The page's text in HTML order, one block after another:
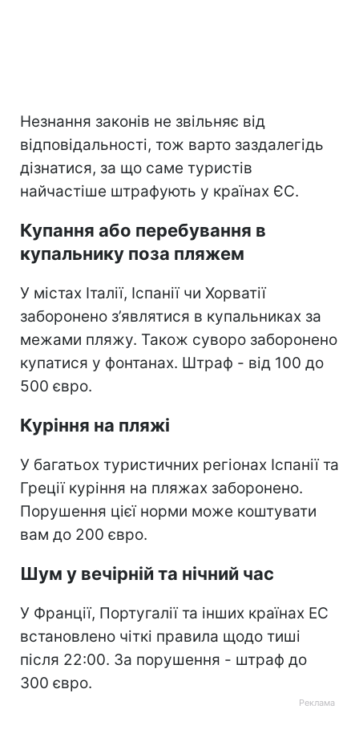
Незнання законів не звільняє від
відповідальності, тож варто заздалегідь
дізнатися, за що саме туристів
найчастіше штрафують у країнах ЄС.
Купання або перебування в
купальнику поза пляжем
У містах Італії, Іспанії чи Хорватії
заборонено з’являтися в купальниках за
межами пляжу. Також суворо заборонено
купатися у фонтанах. Штраф - від 100 до
500 євро.
Куріння на пляжі
У багатьох туристичних регіонах Іспанії та
Греції куріння на пляжах заборонено.
Порушення цієї норми може коштувати
вам до 200 євро.
Шум у вечірній та нічний час
У Франції, Португалії та інших країнах ЕС
встановлено чіткі правила щодо тиші
після 22:00. За порушення - штраф до
300 євро.